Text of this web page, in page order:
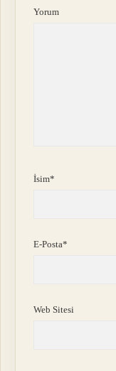
Yorum
İsim*
E-Posta*
Web Sitesi